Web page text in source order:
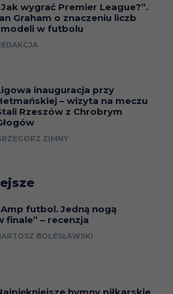
wygrać Premier League?”.
Graham o znaczeniu liczb
modeli w futbolu
inauguracja przy
– wizyta na meczu
Rzeszów z Chrobrym
ZIMNY
futbol. Jedną nogą
finale” – recenzja
BOLESŁAWSKI
hymny piłkarskie